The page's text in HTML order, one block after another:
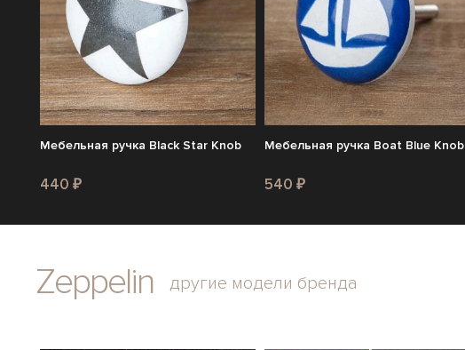
Мебельная ручка Black Star Knob
440 ₽
Мебельная ручка Boat Blue Knob
540 ₽
Zeppelin другие модели бренда